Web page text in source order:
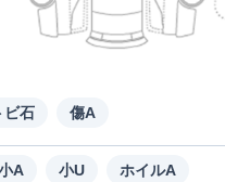
ビ石 傷A
A 小U ホイルA